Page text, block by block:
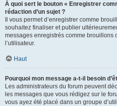
À quoi sert le bouton « Enregistrer
rédaction d’un sujet ?
Il vous permet d’enregistrer comme
souhaitez finaliser et publier
messages enregistrés comme brouillons
l’utilisateur.
Haut
Pourquoi mon message a-t-il besoin
Les administrateurs du forum peuvent
les messages que vous rédigez sur le
vous ayez été placé dans un groupe